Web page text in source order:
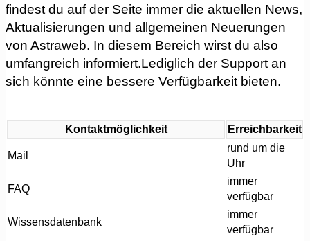
findest du auf der Seite immer die aktuellen News,
Aktualisierungen und allgemeinen Neuerungen
von Astraweb. In diesem Bereich wirst du also
umfangreich informiert.Lediglich der Support an
sich könnte eine bessere Verfügbarkeit bieten.
Kontaktmöglichkeit Erreichbarkeit
Mail
rund um die
Uhr
FAQ
immer
verfügbar
Wissensdatenbank
immer
verfügbar